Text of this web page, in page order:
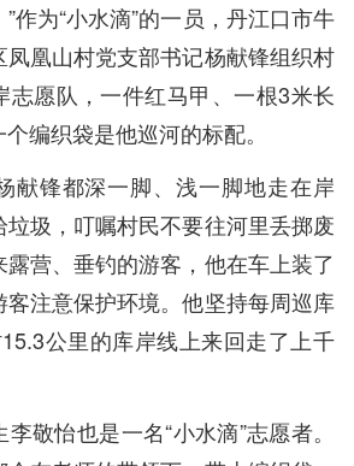
作为“小水滴”的一员，丹江口市牛
凰山村党支部书记杨献锋组织村
志愿队，一件红马甲、一根3米长
编织袋是他巡河的标配。
献锋都深一脚、浅一脚地走在岸
圾，叮嘱村民不要往河里丢掷废
营、垂钓的游客，他在车上装了
注意保护环境。他坚持每周巡库
公里的库岸线上来回走了上千
敬怡也是一名“小水滴”志愿者。